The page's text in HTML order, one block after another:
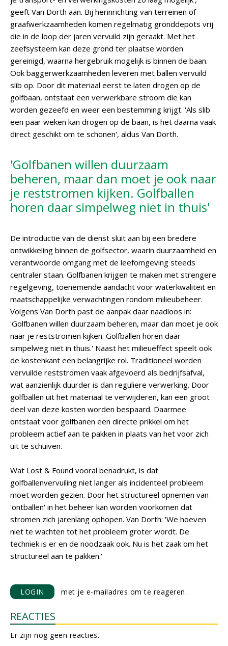
geeft Van Dorth aan. Bij herinrichting van terreinen of
graafwerkzaamheden komen regelmatig gronddepots vrij
die in de loop der jaren vervuild zijn geraakt. Met het
zeefsysteem kan deze grond ter plaatse worden
gereinigd, waarna hergebruik mogelijk is binnen de baan.
Ook baggerwerkzaamheden leveren met ballen vervuild
slib op. Door dit materiaal eerst te laten drogen op de
golfbaan, ontstaat een verwerkbare stroom die kan
worden gezeefd en weer een bestemming krijgt. 'Als slib
een paar weken kan drogen op de baan, is het daarna vaak
direct geschikt om te schonen', aldus Van Dorth.
'Golfbanen willen duurzaam
beheren, maar dan moet je ook naar
je reststromen kijken. Golfballen
horen daar simpelweg niet in thuis'
De introductie van de dienst sluit aan bij een bredere
ontwikkeling binnen de golfsector, waarin duurzaamheid en
verantwoorde omgang met de leefomgeving steeds
centraler staan. Golfbanen krijgen te maken met strengere
regelgeving, toenemende aandacht voor waterkwaliteit en
maatschappelijke verwachtingen rondom milieubeheer.
Volgens Van Dorth past de aanpak daar naadloos in:
'Golfbanen willen duurzaam beheren, maar dan moet je ook
naar je reststromen kijken. Golfballen horen daar
simpelweg niet in thuis.' Naast het milieueffect speelt ook
de kostenkant een belangrijke rol. Traditioneel worden
vervuilde reststromen vaak afgevoerd als bedrijfsafval,
wat aanzienlijk duurder is dan reguliere verwerking. Door
golfballen uit het materiaal te verwijderen, kan een groot
deel van deze kosten worden bespaard. Daarmee
ontstaat voor golfbanen een directe prikkel om het
probleem actief aan te pakken in plaats van het voor zich
uit te schuiven.
Wat Lost & Found vooral benadrukt, is dat
golfballenvervuiling niet langer als incidenteel probleem
moet worden gezien. Door het structureel opnemen van
'ontballen' in het beheer kan worden voorkomen dat
stromen zich jarenlang ophopen. Van Dorth: 'We hoeven
niet te wachten tot het probleem groter wordt. De
techniek is er en de noodzaak ook. Nu is het zaak om het
structureel aan te pakken.'
LOGIN met je e-mailadres om te reageren.
REACTIES
Er zijn nog geen reacties.